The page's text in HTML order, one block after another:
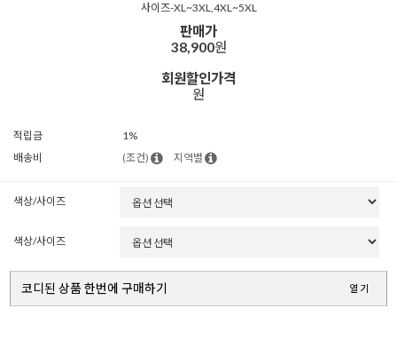
사이즈-XL~3XL,4XL~5XL
판매가
38,900원
회원할인가격
원
적립금
1%
배송비
(조건) 지역별
색상/사이즈
색상/사이즈
코디된 상품 한번에 구매하기 열기